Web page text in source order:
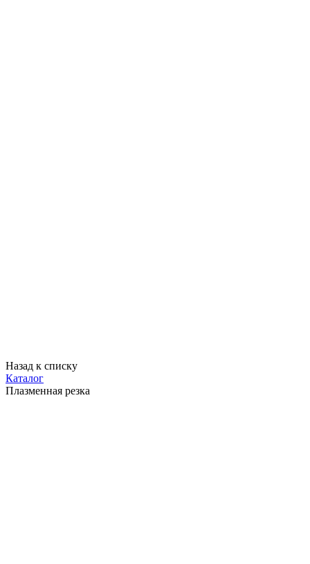
Назад к списку
Каталог
Плазменная резка